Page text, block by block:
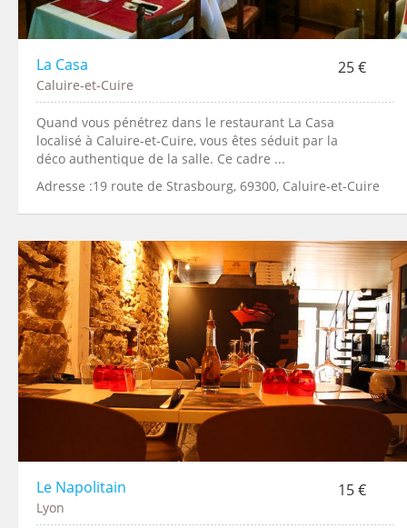
La Casa 25 €
Caluire-et-Cuire
Quand vous pénétrez dans le restaurant La Casa
localisé à Caluire-et-Cuire, vous êtes séduit par la
déco authentique de la salle. Ce cadre ...
Adresse :19 route de Strasbourg, 69300, Caluire-et-Cuire
Le Napolitain 15 €
Lyon